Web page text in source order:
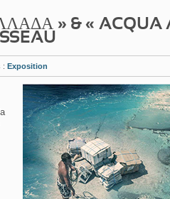
» & « ACQUA
: Exposition